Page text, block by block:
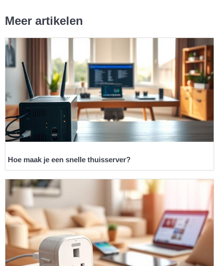
Meer artikelen
Hoe maak je een snelle thuisserver?